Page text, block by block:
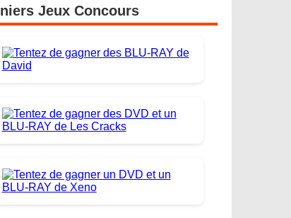
Jeux Concours